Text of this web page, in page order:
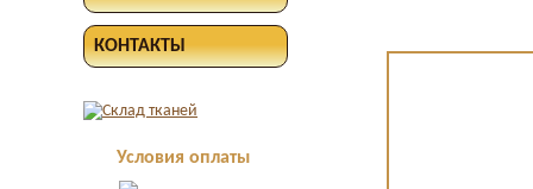
КОНТАКТЫ
Условия оплаты